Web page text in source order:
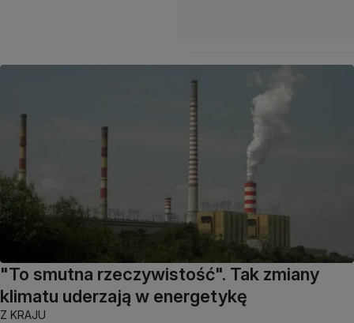
"To smutna rzeczywistość". Tak zmiany
klimatu uderzają w energetykę
Z KRAJU